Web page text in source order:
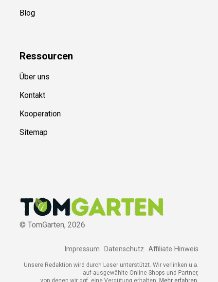
Blog
Ressourcen
Über uns
Kontakt
Kooperation
Sitemap
© TomGarten, 2026
Impressum Datenschutz Affiliate Hinweis
Unsere Redaktion wird durch Leser unterstützt. Wir verlinken u.a.
auf ausgewählte Online-Shops und Partner,